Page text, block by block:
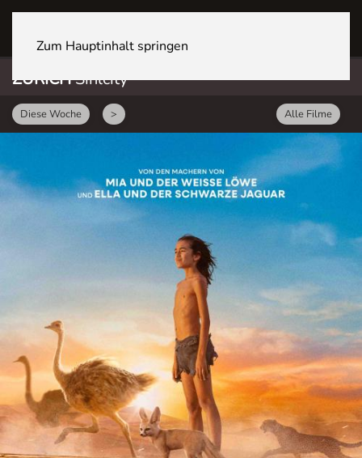
Zum Hauptinhalt springen
ZÜRICHSihlcity
Diese Woche > Alle Filme